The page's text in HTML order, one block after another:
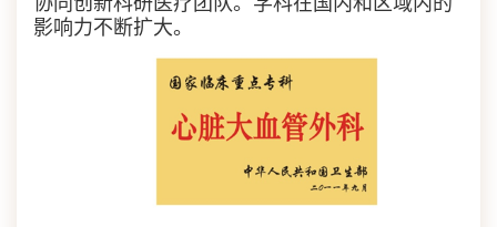
影响力不断扩大。